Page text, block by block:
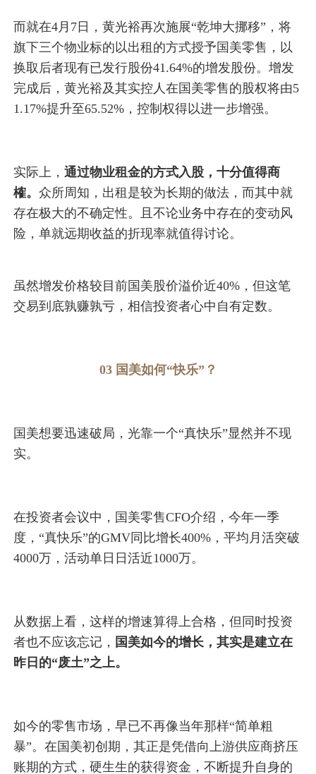
而就在4月7日，黄光裕再次施展“乾坤大挪移”，将
旗下三个物业标的以出租的方式授予国美零售，以
换取后者现有已发行股份41.64%的增发股份。增发
完成后，黄光裕及其实控人在国美零售的股权将由5
1.17%提升至65.52%，控制权得以进一步增强。
实际上，通过物业租金的方式入股，十分值得商
榷。众所周知，出租是较为长期的做法，而其中就
存在极大的不确定性。且不论业务中存在的变动风
险，单就远期收益的折现率就值得讨论。
虽然增发价格较目前国美股价溢价近40%，但这笔
交易到底孰赚孰亏，相信投资者心中自有定数。
03 国美如何“快乐”？
国美想要迅速破局，光靠一个“真快乐”显然并不现
实。
在投资者会议中，国美零售CFO介绍，今年一季
度，“真快乐”的GMV同比增长400%，平均月活突破
4000万，活动单日日活近1000万。
从数据上看，这样的增速算得上合格，但同时投资
者也不应该忘记， 国美如今的增长，其实是建立在
昨日的“废土”之上。
如今的零售市场，早已不再像当年那样“简单粗
暴”。在国美初创期，其正是凭借向上游供应商挤压
账期的方式，硬生生的获得资金，不断提升自身的